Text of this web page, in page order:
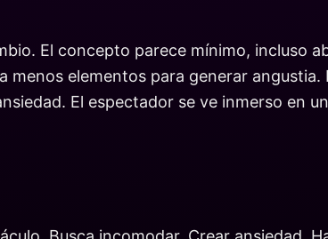
El concepto parece mínimo, incluso
elementos para generar angustia.
El espectador se ve inmerso en